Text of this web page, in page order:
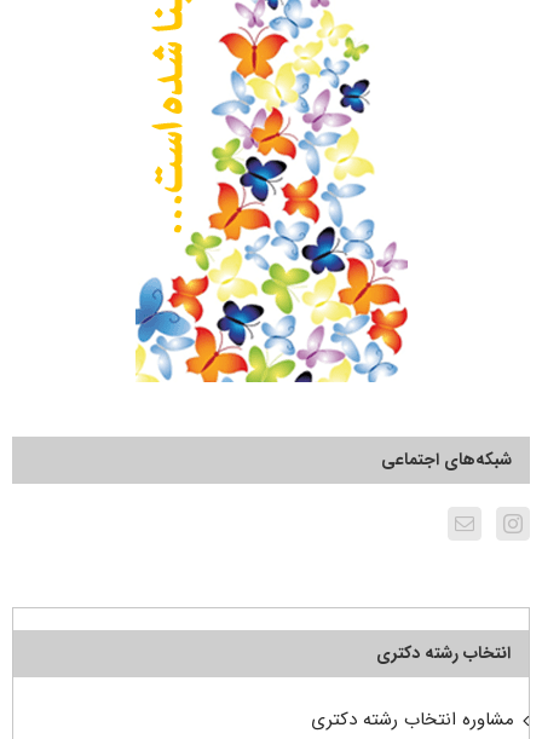
شبکه‌های اجتماعی
انتخاب رشته دکتری
مشاوره انتخاب رشته دکتری